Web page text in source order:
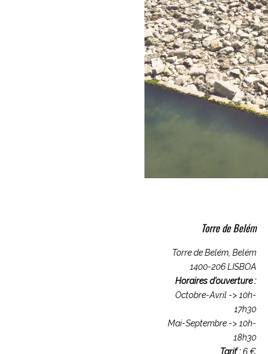
Torre de Belém
Torre de Belém, Belém
1400-206 LISBOA
Horaires d’ouverture :
Octobre-Avril -> 10h-
17h30
Mai-Septembre -> 10h-
18h30
Tarif :6 €